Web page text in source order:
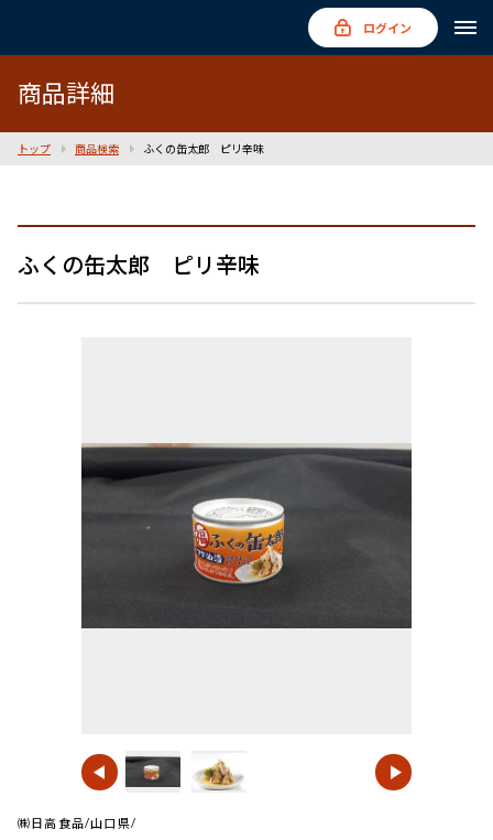
ログイン
商品詳細
トップ 商品検索 ふくの缶太郎 ピリ辛味
ふくの缶太郎 ピリ辛味
㈱日高食品/山口県/